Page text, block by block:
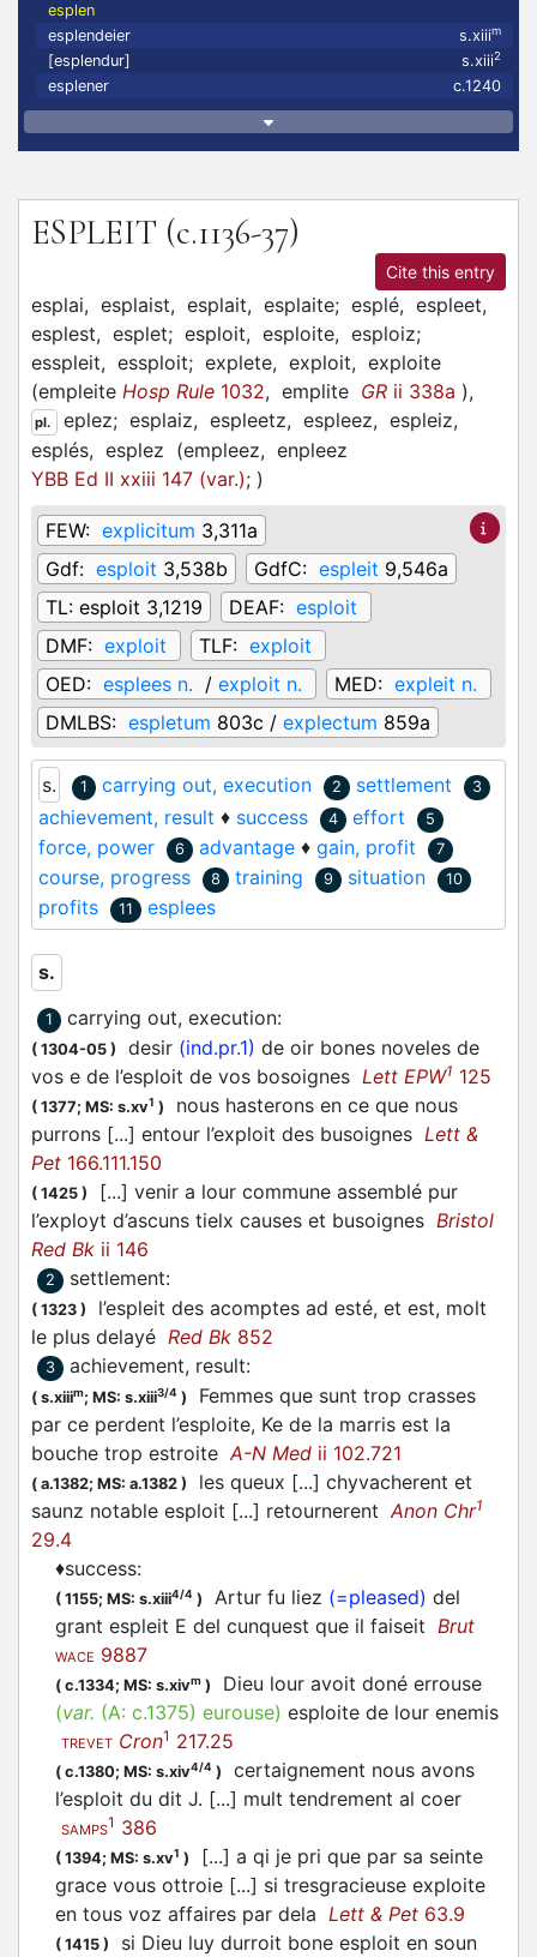
esplen
esplendeier
s.xiiim
[esplendur] s.xiii2
esplener c.1240
ESPLEIT (c.1136-37)
Cite this entry
esplai, esplaist, esplait, esplaite; esplé, espleet,
esplest, esplet; esploit, esploite, esploiz;
esspleit, essploit; explete, exploit, exploite
(empleite Hosp Rule 1032, emplite GR ii 338a ),
pl. eplez; esplaiz, espleetz, espleez, espleiz,
esplés, esplez (empleez, enpleez
YBB Ed II xxiii 147 (var.); )
FEW: explicitum 3,311a
Gdf: esploit 3,538b GdfC: espleit 9,546a
TL: esploit 3,1219 DEAF: esploit
DMF: exploit TLF: exploit
OED: esplees n. / exploit n. MED: expleit n.
DMLBS: espletum 803c / explectum 859a
s. 1 carrying out, execution 2 settlement 3
achievement, result ♦ success 4 effort 5
force, power 6 advantage ♦ gain, profit 7
course, progress 8 training 9 situation 10
profits 11 esplees
s.
1 carrying out, execution:
( 1304-05 ) desir (ind.pr.1) de oir bones noveles de
vos e de l’esploit de vos bosoignes Lett EPW1 125
( 1377; MS: s.xv1 )
nous hasterons en ce que nous
purrons [...] entour l’exploit des busoignes Lett &
Pet 166.111.150
( 1425 )
[...] venir a lour commune assemblé pur
l’exployt d’ascuns tielx causes et busoignes Bristol
Red Bk ii 146
2 settlement:
( 1323 )
l’espleit des acomptes ad esté, et est, molt
le plus delayé Red Bk 852
3 achievement, result:
( s.xiiim; MS: s.xiii3/4 )
Femmes que sunt trop crasses
par ce perdent l’esploite, Ke de la marris est la
bouche trop estroiteA-N Med ii 102.721
( a.1382; MS: a.1382 )
les queux [...] chyvacherent et
saunz notable esploit [...] retournerentAnon Chr1
29.4
♦success:
( 1155; MS: s.xiii4/4 ) Artur fu liez (=pleased) del
grant espleit E del cunquest que il faiseit Brut
WACE 9887
( c.1334; MS: s.xivm )
Dieu lour avoit doné errouse
(var. (A: c.1375) eurouse) esploite de lour enemis
TREVET Cron1 217.25
( c.1380; MS: s.xiv4/4 )
certaignement nous avons
l’esploit du dit J. [...] mult tendrement al coer
SAMPS1 386
( 1394; MS: s.xv1 )
[...] a qi je pri que par sa seinte
grace vous ottroie [...] si tresgracieuse exploite
en tous voz affaires par dela Lett & Pet 63.9
( 1415 ) si Dieu luy durroit bone esploit en soun